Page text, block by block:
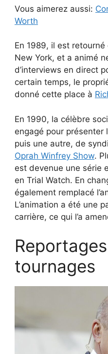
Vous aimerez aussi:
Worth
En 1989, il est
New York, et a animé
d’interviews en direct
certain temps, le
donné cette place à
En 1990, la célèbre
engagé pour présenter
puis une autre, de
Oprah Winfrey Show.
est devenue une série
en Trial Watch. En
également remplacé
L’animation a été une
carrière, ce qui l’a
tournages